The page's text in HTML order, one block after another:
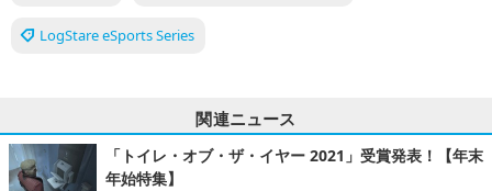
LogStare eSports Series
関連ニュース
「トイレ・オブ・ザ・イヤー 2021」受賞発表！【年末
年始特集】